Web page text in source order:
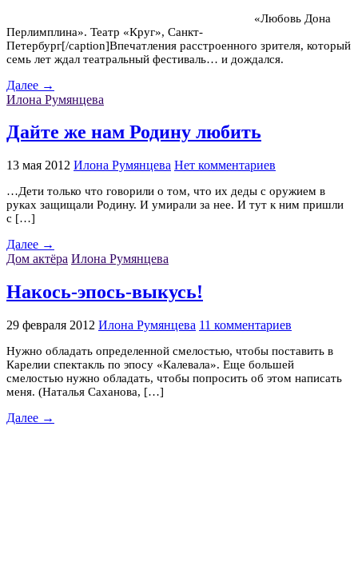
«Любовь Дона
Перлимплина». Театр «Круг», Санкт-
Петербург[/caption]Впечатления расстроенного зрителя, который
семь лет ждал театральный фестиваль… и дождался.
Далее →
Илона Румянцева
Дайте же нам Родину любить
13 мая 2012 Илона Румянцева Нет комментариев
…Дети только что говорили о том, что их деды с оружием в
руках защищали Родину. И умирали за нее. И тут к ним пришли
с […]
Далее →
Дом актёра Илона Румянцева
Накось-эпось-выкусь!
29 февраля 2012 Илона Румянцева 11 комментариев
Нужно обладать определенной смелостью, чтобы поставить в
Карелии спектакль по эпосу «Калевала». Еще большей
смелостью нужно обладать, чтобы попросить об этом написать
меня. (Наталья Саханова, […]
Далее →